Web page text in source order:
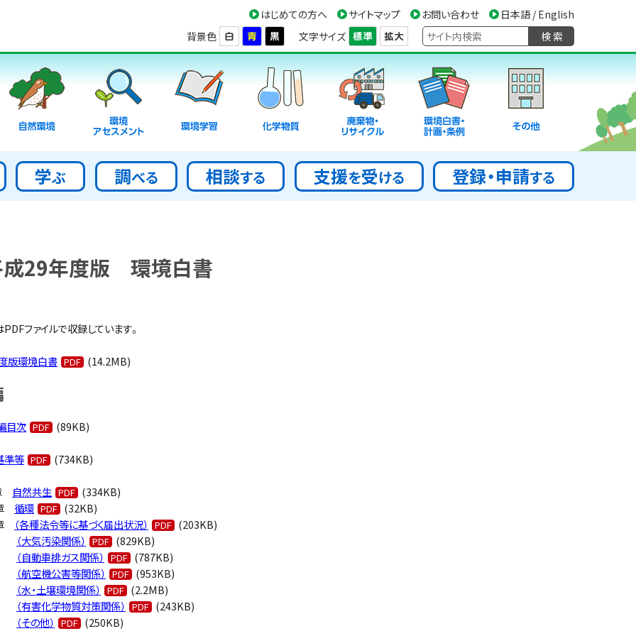
はじめての方へ サイトマップ お問い合わせ
日本語 / English
背景色
文字サイズ 検 索
自然環境
アセスメント
環境学習 化学物質
廃棄物・
リサイクル
環境白書・
計画・条例
その他
学ぶ 調べる 相談する 支援を受ける 登録・申請する
29年度版 環境白書
ファイルで収録しています。
版環境白書 (14.2MB)
目次 (89KB)
準等 (734KB)
自然共生
(334KB)
循環
(32KB)
（各種法令等に基づく届出状況）
(203KB)
（大気汚染関係）
(829KB)
（自動車排ガス関係）
(787KB)
（航空機公害等関係）
(953KB)
（水・土壌環境関係）
(2.2MB)
（有害化学物質対策関係）
(243KB)
（その他）
(250KB)